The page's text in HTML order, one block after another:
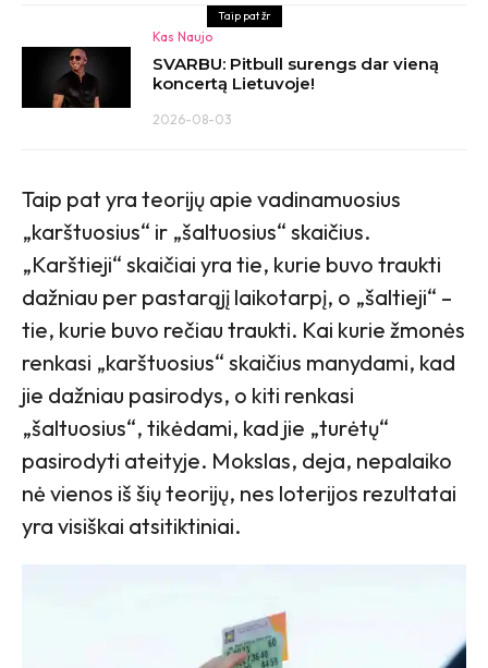
Taip pat žr
Kas Naujo
SVARBU: Pitbull surengs dar vieną
koncertą Lietuvoje!
2026-08-03
Taip pat yra teorijų apie vadinamuosius
„karštuosius“ ir „šaltuosius“ skaičius.
„Karštieji“ skaičiai yra tie, kurie buvo traukti
dažniau per pastarąjį laikotarpį, o „šaltieji“ –
tie, kurie buvo rečiau traukti. Kai kurie žmonės
renkasi „karštuosius“ skaičius manydami, kad
jie dažniau pasirodys, o kiti renkasi
„šaltuosius“, tikėdami, kad jie „turėtų“
pasirodyti ateityje. Mokslas, deja, nepalaiko
nė vienos iš šių teorijų, nes loterijos rezultatai
yra visiškai atsitiktiniai.